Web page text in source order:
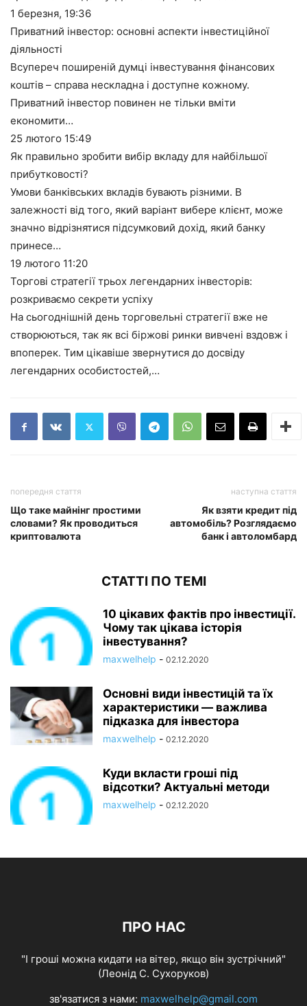
1 березня, 19:36
Приватний інвестор: основні аспекти інвестиційної
діяльності
Всупереч поширеній думці інвестування фінансових
коштів – справа нескладна і доступне кожному.
Приватний інвестор повинен не тільки вміти
економити…
25 лютого 15:49
Як правильно зробити вибір вкладу для найбільшої
прибутковості?
Умови банківських вкладів бувають різними. В
залежності від того, який варіант вибере клієнт, може
значно відрізнятися підсумковий дохід, який банку
принесе…
19 лютого 11:20
Торгові стратегії трьох легендарних інвесторів:
розкриваємо секрети успіху
На сьогоднішній день торговельні стратегії вже не
створюються, так як всі біржові ринки вивчені вздовж і
впоперек. Тим цікавіше звернутися до досвіду
легендарних особистостей,…
попередня стаття
Що таке майнінг простими
словами? Як проводиться
криптовалюта
наступна стаття
Як взяти кредит під
автомобіль? Розглядаємо
банк і автоломбард
СТАТТІ ПО ТЕМІ
10 цікавих фактів про інвестиції.
Чому так цікава історія
інвестування?
maxwelhelp - 02.12.2020
Основні види інвестицій та їх
характеристики — важлива
підказка для інвестора
maxwelhelp - 02.12.2020
Куди вкласти гроші під
відсотки? Актуальні методи
maxwelhelp - 02.12.2020
ПРО НАС
"І гроші можна кидати на вітер, якщо він зустрічний"
(Леонід С. Сухоруков)
зв'язатися з нами: maxwelhelp@gmail.com